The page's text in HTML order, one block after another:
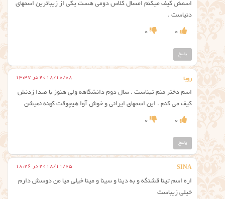
اسمش کیف میکنم امسال کلاس دومی هست یکی از زیباترین اسمهای
دنیاست .
0
0
پاسخ
رویا 2018/10/08 در 13:47
اسم دختر منم تیناست . سال دوم دانشگاهه ولی هنوز با صدا زدنش
کیف می کنم . این اسمهای ایرانی و خوش آوا هیچوقت کهنه نمیشن
0
0
پاسخ
SINA 2018/11/05 در 18:26
اره اسم تینا قشنگه و به دینا و سینا و مینا خیلى میا من دوسش دارم
خیلى زیباست